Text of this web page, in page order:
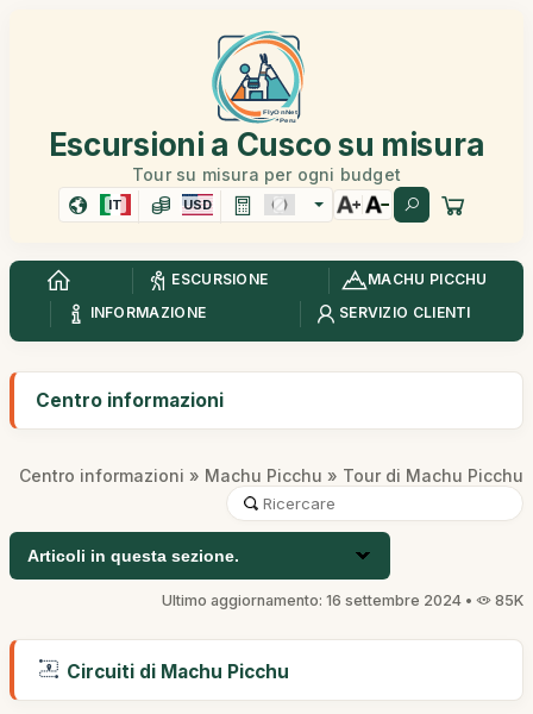
Escursioni a Cusco su misura
Tour su misura per ogni budget
IT USD
ESCURSIONE
MACHU PICCHU
INFORMAZIONE
SERVIZIO CLIENTI
Centro informazioni
Centro informazioni » Machu Picchu » Tour di Machu Picchu
Articoli in questa sezione.
Ultimo aggiornamento: 16 settembre 2024 • 85K
Circuiti di Machu Picchu